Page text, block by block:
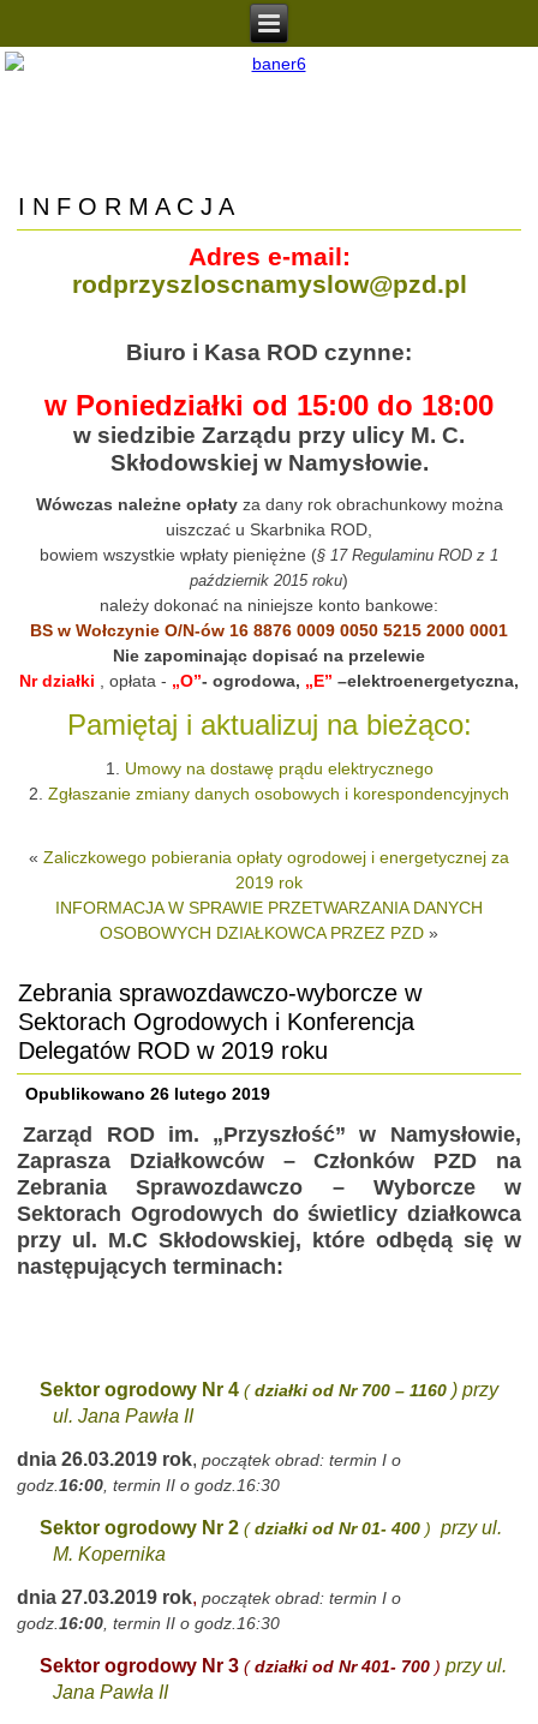
I N F O R M A C J A
Adres e-mail:
rodprzyszloscnamyslow@pzd.pl
Biuro i Kasa ROD czynne:
w Poniedziałki od 15:00 do 18:00
w siedzibie Zarządu przy ulicy M. C.
Skłodowskiej w Namysłowie.
Wówczas należne opłatyza dany rok obrachunkowy można
uiszczać u Skarbnika ROD,
bowiem wszystkie wpłaty pieniężne (§ 17 Regulaminu ROD z 1
październik 2015 roku)
należy dokonać na niniejsze konto bankowe:
BS w Wołczynie O/N-ów 16 8876 0009 0050 5215 2000 0001
Nie zapominając dopisać na przelewie
Nr działki , opłata - „O”- ogrodowa, „E” –elektroenergetyczna,
Pamiętaj i aktualizuj na bieżąco:
1. Umowy na dostawę prądu elektrycznego
2. Zgłaszanie zmiany danych osobowych i korespondencyjnych
« Zaliczkowego pobierania opłaty ogrodowej i energetycznej za
2019 rok
INFORMACJA W SPRAWIE PRZETWARZANIA DANYCH
OSOBOWYCH DZIAŁKOWCA PRZEZ PZD »
Zebrania sprawozdawczo-wyborcze w
Sektorach Ogrodowych i Konferencja
Delegatów ROD w 2019 roku
Opublikowano 26 lutego 2019
Zarząd ROD im. „Przyszłość” w Namysłowie,
Zaprasza Działkowców – Członków PZD na
Zebrania Sprawozdawczo – Wyborcze w
Sektorach Ogrodowych do świetlicy działkowca
przy ul. M.C Skłodowskiej, które odbędą się w
następujących terminach:
Sektor ogrodowy Nr 4(działki od Nr 700 – 1160 ) przy
ul. Jana Pawła II
dnia 26.03.2019 rok,początek obrad: termin I o
godz.16:00, termin II o godz.16:30
Sektor ogrodowy Nr 2 (działki od Nr 01- 400 ) przy ul.
M. Kopernika
dnia 27.03.2019 rok, początek obrad: termin I o
godz.16:00, termin II o godz.16:30
Sektor ogrodowy Nr 3 (działki od Nr 401- 700 ) przy ul.
Jana Pawła II